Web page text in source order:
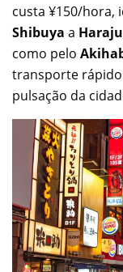
custa ¥150/hora,
Shibuya a
como pelo
transporte
pulsação da